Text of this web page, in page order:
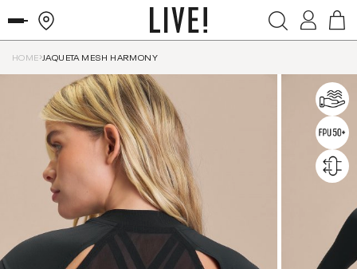
HOME JAQUETA MESH HARMONY